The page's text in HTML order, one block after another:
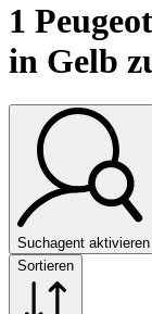
1
in Gelb
Suchagent aktivieren
Sortieren